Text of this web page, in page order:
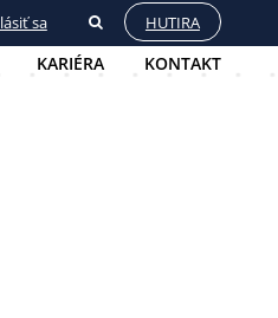
sa HUTIRA
KARIÉRA KONTAKT